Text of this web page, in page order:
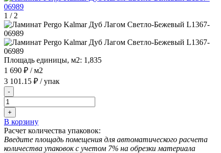
1 / 2
Площадь единицы, м2: 1,835
1 690 ₽ / м2
3 101.15 ₽ / упак
-
+
В корзину
Расчет количества упаковок:
Введите площадь помещения для автоматического расчета
количества упаковок с учетом 7% на обрезки материала